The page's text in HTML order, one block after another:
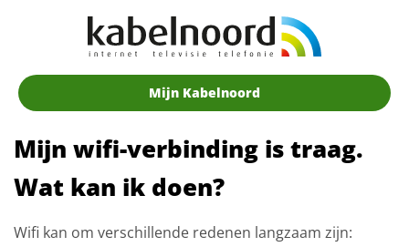
Mijn Kabelnoord
Mijn wifi-verbinding is traag.
Wat kan ik doen?
Wifi kan om verschillende redenen langzaam zijn: